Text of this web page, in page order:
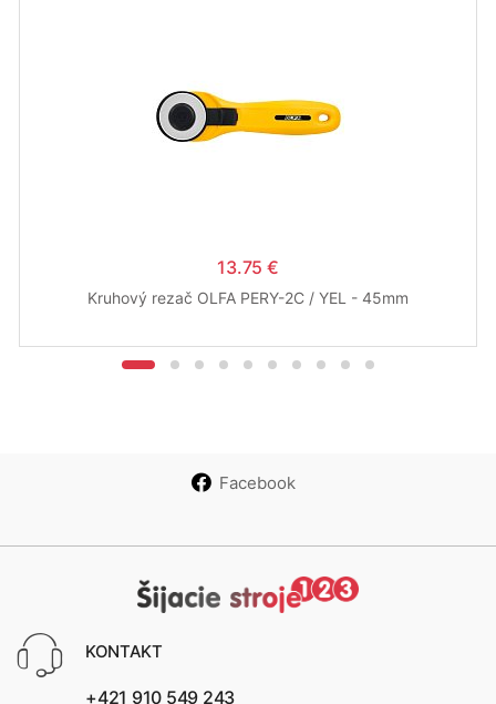
13.75 €
Kruhový rezač OLFA PERY-2C / YEL - 45mm
Facebook
KONTAKT
+421 910 549 243